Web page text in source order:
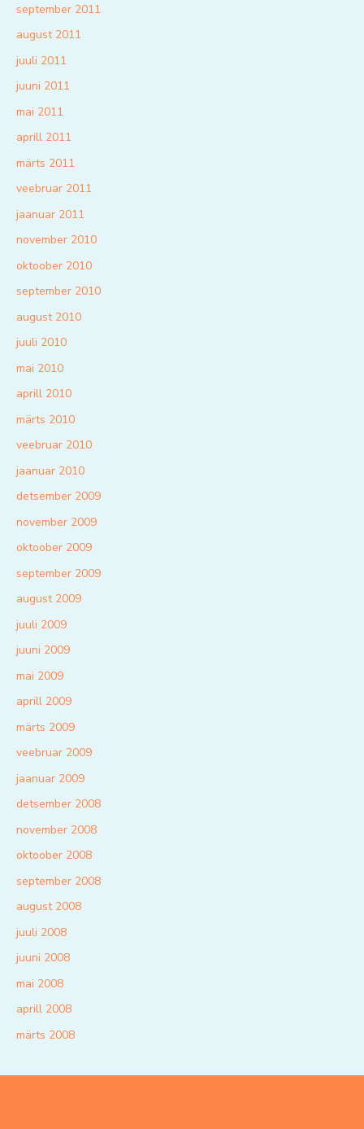
september 2011
august 2011
juuli 2011
juuni 2011
mai 2011
aprill 2011
märts 2011
veebruar 2011
jaanuar 2011
november 2010
oktoober 2010
september 2010
august 2010
juuli 2010
mai 2010
aprill 2010
märts 2010
veebruar 2010
jaanuar 2010
detsember 2009
november 2009
oktoober 2009
september 2009
august 2009
juuli 2009
juuni 2009
mai 2009
aprill 2009
märts 2009
veebruar 2009
jaanuar 2009
detsember 2008
november 2008
oktoober 2008
september 2008
august 2008
juuli 2008
juuni 2008
mai 2008
aprill 2008
märts 2008